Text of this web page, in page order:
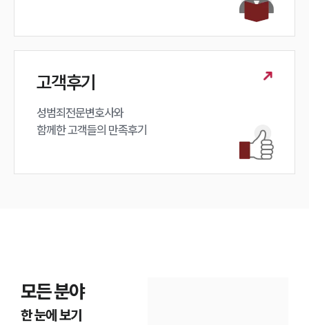
고객후기
성범죄전문변호사와
함께한 고객들의 만족후기
모든 분야
한 눈에 보기